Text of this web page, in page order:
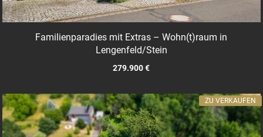
Familienparadies mit Extras – Wohn(t)raum in
Lengenfeld/Stein
279.900 €
ZU VERKAUFEN